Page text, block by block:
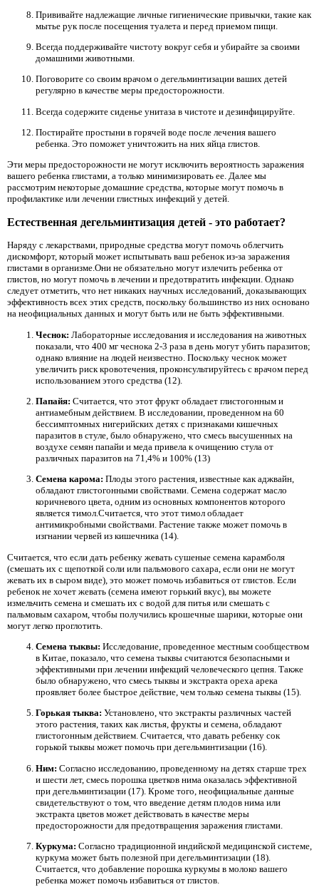
Прививайте надлежащие личные гигиенические привычки, такие как
мытье рук после посещения туалета и перед приемом пищи.
Всегда поддерживайте чистоту вокруг себя и убирайте за своими
домашними животными.
Поговорите со своим врачом о дегельминтизации ваших детей
регулярно в качестве меры предосторожности.
Всегда содержите сиденье унитаза в чистоте и дезинфицируйте.
Постирайте простыни в горячей воде после лечения вашего
ребенка. Это поможет уничтожить на них яйца глистов.
Эти меры предосторожности не могут исключить вероятность заражения
вашего ребенка глистами, а только минимизировать ее. Далее мы
рассмотрим некоторые домашние средства, которые могут помочь в
профилактике или лечении глистных инфекций у детей.
Естественная дегельминтизация детей - это работает?
Наряду с лекарствами, природные средства могут помочь облегчить
дискомфорт, который может испытывать ваш ребенок из-за заражения
глистами в организме.Они не обязательно могут излечить ребенка от
глистов, но могут помочь в лечении и предотвратить инфекции. Однако
следует отметить, что нет никаких научных исследований, доказывающих
эффективность всех этих средств, поскольку большинство из них основано
на неофициальных данных и могут быть или не быть эффективными.
Чеснок: Лабораторные исследования и исследования на животных
показали, что 400 мг чеснока 2-3 раза в день могут убить паразитов;
однако влияние на людей неизвестно. Поскольку чеснок может
увеличить риск кровотечения, проконсультируйтесь с врачом перед
использованием этого средства (12).
Папайя: Считается, что этот фрукт обладает глистогонным и
антиамебным действием. В исследовании, проведенном на 60
бессимптомных нигерийских детях с признаками кишечных
паразитов в стуле, было обнаружено, что смесь высушенных на
воздухе семян папайи и меда привела к очищению стула от
различных паразитов на 71,4% и 100% (13)
Семена карома: Плоды этого растения, известные как аджвайн,
обладают глистогонными свойствами. Семена содержат масло
коричневого цвета, одним из основных компонентов которого
является тимол.Считается, что этот тимол обладает
антимикробными свойствами. Растение также может помочь в
изгнании червей из кишечника (14).
Считается, что если дать ребенку жевать сушеные семена карамболя
(смешать их с щепоткой соли или пальмового сахара, если они не могут
жевать их в сыром виде), это может помочь избавиться от глистов. Если
ребенок не хочет жевать (семена имеют горький вкус), вы можете
измельчить семена и смешать их с водой для питья или смешать с
пальмовым сахаром, чтобы получились крошечные шарики, которые они
могут легко проглотить.
Семена тыквы: Исследование, проведенное местным сообществом
в Китае, показало, что семена тыквы считаются безопасными и
эффективными при лечении инфекций человеческого цепня. Также
было обнаружено, что смесь тыквы и экстракта ореха арека
проявляет более быстрое действие, чем только семена тыквы (15).
Горькая тыква: Установлено, что экстракты различных частей
этого растения, таких как листья, фрукты и семена, обладают
глистогонным действием. Считается, что давать ребенку сок
горькой тыквы может помочь при дегельминтизации (16).
Ним: Согласно исследованию, проведенному на детях старше трех
и шести лет, смесь порошка цветков нима оказалась эффективной
при дегельминтизации (17). Кроме того, неофициальные данные
свидетельствуют о том, что введение детям плодов нима или
экстракта цветов может действовать в качестве меры
предосторожности для предотвращения заражения глистами.
Куркума: Согласно традиционной индийской медицинской системе,
куркума может быть полезной при дегельминтизации (18).
Считается, что добавление порошка куркумы в молоко вашего
ребенка может помочь избавиться от глистов.